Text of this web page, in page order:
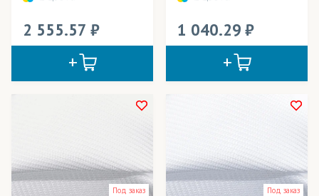
Маркизы
Маски защитные
Модульные картины
Надувные конструкции
2 555.57 1 040.29
Под заказ Под заказ